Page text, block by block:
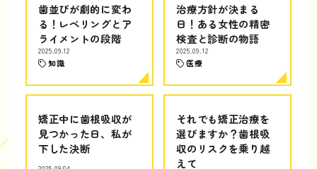
歯並びが劇的に変わ
る！レベリングとア
ライメントの段階
2025.09.12
知識
治療方針が決まる
日！ある女性の精密
検査と診断の物語
2025.09.12
医療
矯正中に歯根吸収が
見つかった日、私が
下した決断
それでも矯正治療を
選びますか？歯根吸
収のリスクを乗り越
えて